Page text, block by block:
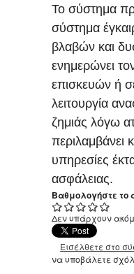
Το σύστημα
σύστημα
βλαβών και
ενημερώνει
επισκευών ή
λειτουργία
ζημιάς λόγω
περιλαμβάνει
υπηρεσίες
ασφάλειας.
Βαθμολογήστε το
Δεν υπάρχουν
Εισέλθετε στο
να υποβάλετε